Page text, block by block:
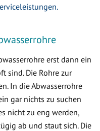
erst dann ein
sind. Die Rohre zur
In die Abwasserrohre
gar nichts zu suchen
nicht zu eng werden,
ab und staut sich. Die